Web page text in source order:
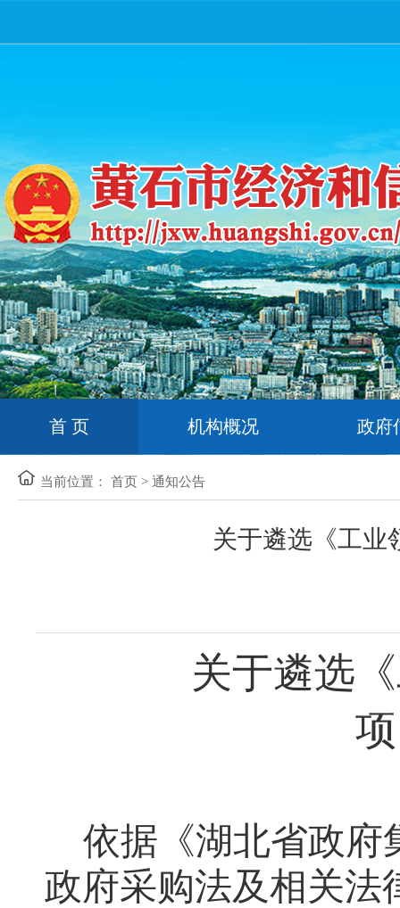
首 页 机构概况 政府
当前位置： 首页 > 通知公告
关于遴选《工业
关于遴选
依据《湖北省政府
政府采购法及相关法